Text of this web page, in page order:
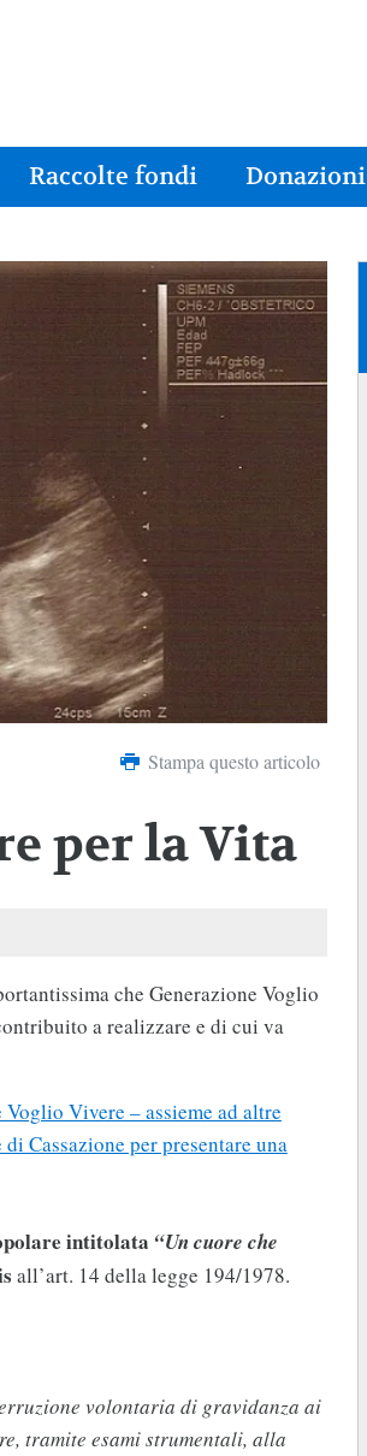
Raccolte fondi
Stampa questo articolo
per la Vita
che Generazione Voglio
a realizzare e di cui va
Vivere – assieme ad altre
Cassazione per presentare una
intitolata “Un cuore che
all’art. 14 della legge 194/1978.
volontaria di gravidanza ai
tramite esami strumentali, alla